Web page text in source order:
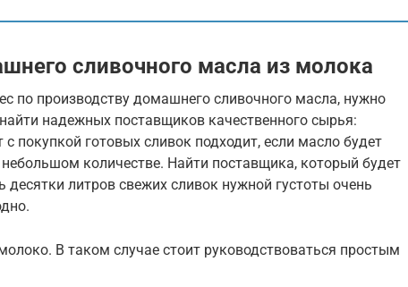
сливочного масла из молока
по производству домашнего сливочного масла, нужно
надежных поставщиков качественного сырья:
покупкой готовых сливок подходит, если масло будет
количестве. Найти поставщика, который будет
десятки литров свежих сливок нужной густоты очень
В таком случае стоит руководствоваться простым